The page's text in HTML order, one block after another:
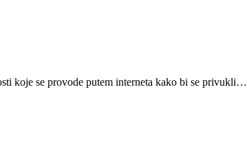
koje se provode putem interneta kako bi se privukli…